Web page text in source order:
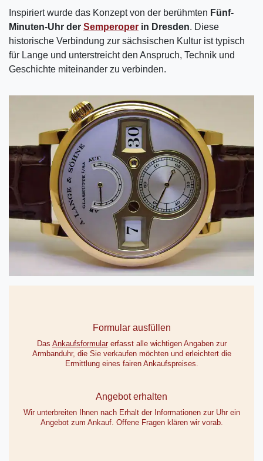
Inspiriert wurde das Konzept von der berühmten Fünf-
Minuten-Uhr der Semperoper in Dresden. Diese
historische Verbindung zur sächsischen Kultur ist typisch
für Lange und unterstreicht den Anspruch, Technik und
Geschichte miteinander zu verbinden.
Formular ausfüllen
Das Ankaufsformularerfasst alle wichtigen Angaben zur
Armbanduhr, die Sie verkaufen möchten und erleichtert die
Ermittlung eines fairen Ankaufspreises.
Angebot erhalten
Wir unterbreiten Ihnen nach Erhalt der Informationen zur Uhr ein
Angebot zum Ankauf. Offene Fragen klären wir vorab.